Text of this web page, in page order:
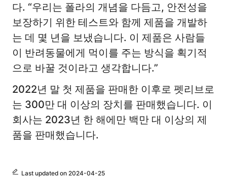
다. “우리는 폴라의 개념을 다듬고, 안전성을
보장하기 위한 테스트와 함께 제품을 개발하
는 데 몇 년을 보냈습니다. 이 제품은 사람들
이 반려동물에게 먹이를 주는 방식을 획기적
으로 바꿀 것이라고 생각합니다.”
2022년 말 첫 제품을 판매한 이후로 펫리브로
는 300만 대 이상의 장치를 판매했습니다. 이
회사는 2023년 한 해에만 백만 대 이상의 제
품을 판매했습니다.
Last updated on 2024-04-25